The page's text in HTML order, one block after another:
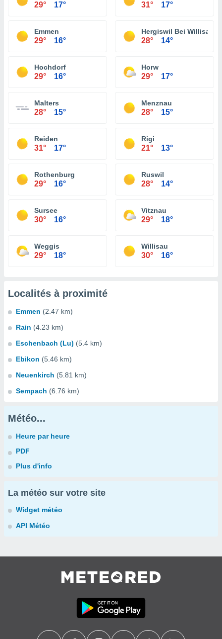
29° 17° 31° 17°
Emmen
29° 16°
Hergiswil Bei Willisau
28° 14°
Hochdorf
29° 16°
Horw
29° 17°
Malters
28° 15°
Menznau
28° 15°
Reiden
31° 17°
Rigi
21° 13°
Rothenburg
29° 16°
Ruswil
28° 14°
Sursee
30° 16°
Vitznau
29° 18°
Weggis
29° 18°
Willisau
30° 16°
Localités à proximité
Emmen (2.47 km)
Rain (4.23 km)
Eschenbach (Lu) (5.4 km)
Ebikon (5.46 km)
Neuenkirch (5.81 km)
Sempach (6.76 km)
Météo...
Heure par heure
PDF
Plus d'info
La météo sur votre site
Widget météo
API Météo